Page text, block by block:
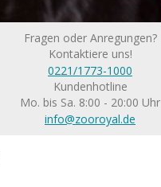
Fragen oder Anregungen?
Kontaktiere uns!
0221/1773-1000
Kundenhotline
Mo. bis Sa. 8:00 - 20:00 Uhr
info@zooroyal.de